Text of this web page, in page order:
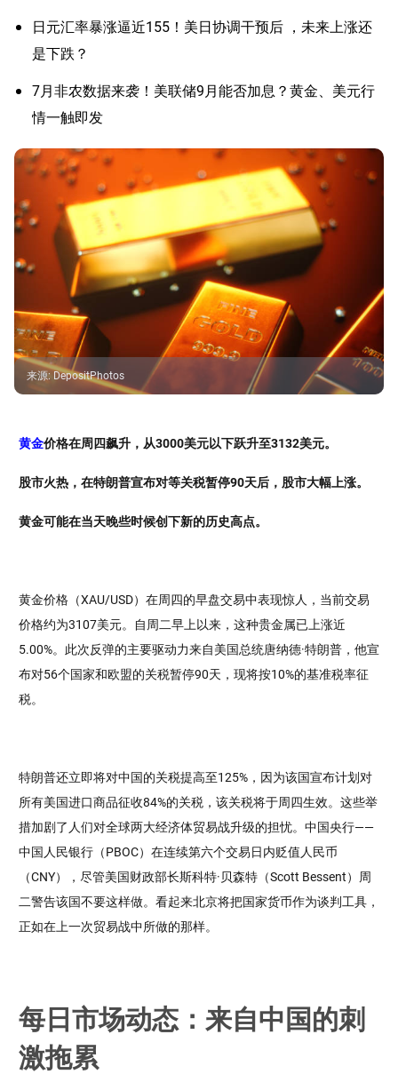
日元汇率暴涨逼近155！美日协调干预后 ，未来上涨还
是下跌？
7月非农数据来袭！美联储9月能否加息？黄金、美元行
情一触即发
来源:DepositPhotos
黄金价格在周四飙升，从3000美元以下跃升至3132美元。
股市火热，在特朗普宣布对等关税暂停90天后，股市大幅上涨。
黄金可能在当天晚些时候创下新的历史高点。
黄金价格（XAU/USD）在周四的早盘交易中表现惊人，当前交易
价格约为3107美元。自周二早上以来，这种贵金属已上涨近
5.00%。此次反弹的主要驱动力来自美国总统唐纳德·特朗普，他宣
布对56个国家和欧盟的关税暂停90天，现将按10%的基准税率征
税。
特朗普还立即将对中国的关税提高至125%，因为该国宣布计划对
所有美国进口商品征收84%的关税，该关税将于周四生效。这些举
措加剧了人们对全球两大经济体贸易战升级的担忧。中国央行——
中国人民银行（PBOC）在连续第六个交易日内贬值人民币
（CNY），尽管美国财政部长斯科特·贝森特（Scott Bessent）周
二警告该国不要这样做。看起来北京将把国家货币作为谈判工具，
正如在上一次贸易战中所做的那样。
每日市场动态：来自中国的刺
激拖累